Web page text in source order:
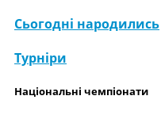
Сьогодні народились
Турніри
Національні чемпіонати